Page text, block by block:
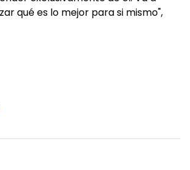
qué es lo mejor para si mismo",